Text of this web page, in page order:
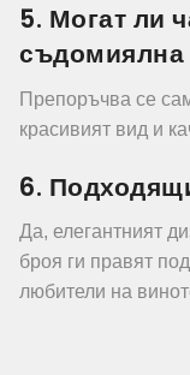
5. Могат ли
Препоръчва се
красивият вид и
6.
Да, елегантният
броя ги правят
любители на